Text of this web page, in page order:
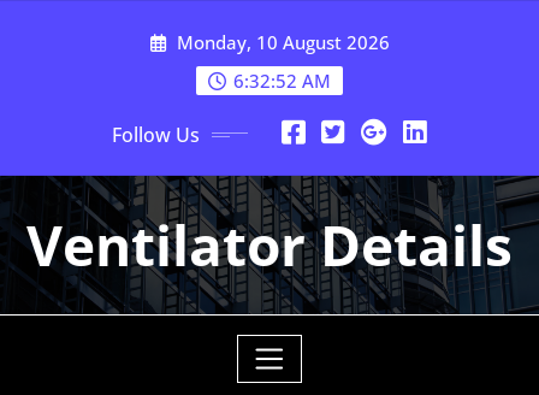
Monday, 10 August 2026
6:32:53 AM
Follow Us
Ventilator Details